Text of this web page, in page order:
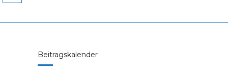
Beitragskalender